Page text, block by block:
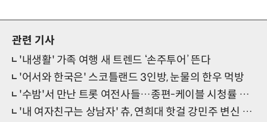
관련 기사
'내생활' 가족 여행 새 트렌드 ‘손주투어’ 뜬다
'어서와 한국은' 스코틀랜드 3인방, 눈물의 한우 먹방
'수밤'서 만난 트롯 여전사들…종편-케이블 시청률 1위
'내 여자친구는 상남자' 츄, 연희대 핫걸 강민주 변신 완료